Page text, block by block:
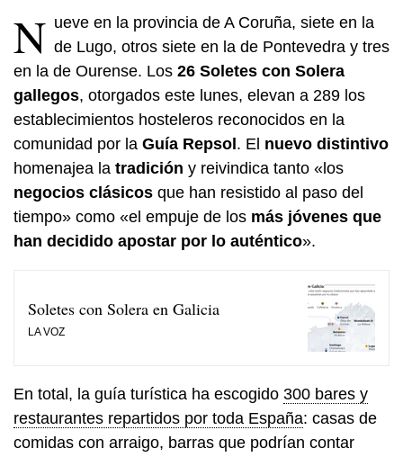
N ueve en la provincia de A Coruña, siete en la
de Lugo, otros siete en la de Pontevedra y tres
en la de Ourense. Los 26 Soletes con Solera
gallegos, otorgados este lunes, elevan a 289 los
establecimientos hosteleros reconocidos en la
comunidad por la Guía Repsol . El nuevo distintivo
homenajea la tradición y reivindica tanto «los
negocios clásicos que han resistido al paso del
tiempo» como «el empuje de los más jóvenes que
han decidido apostar por lo auténtico».
Soletes con Solera en Galicia
LA VOZ
En total, la guía turística ha escogido 300 bares y
restaurantes repartidos por toda España: casas de
comidas con arraigo, barras que podrían contar